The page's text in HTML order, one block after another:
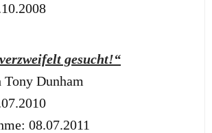
gesucht!“
Dunham
08.07.2011